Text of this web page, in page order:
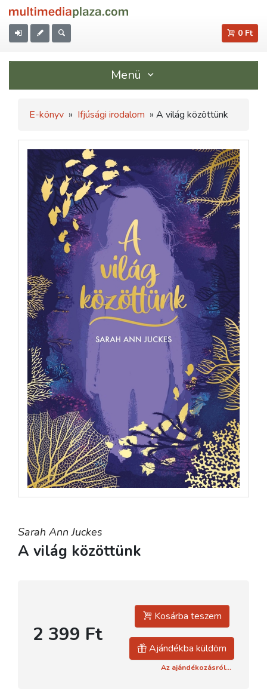
0 Ft
Menü
E-könyv » Ifjúsági irodalom » A világ közöttünk
Sarah Ann Juckes
A világ közöttünk
2 399 Ft
Kosárba teszem
Ajándékba küldöm
Az ajándékozásról...